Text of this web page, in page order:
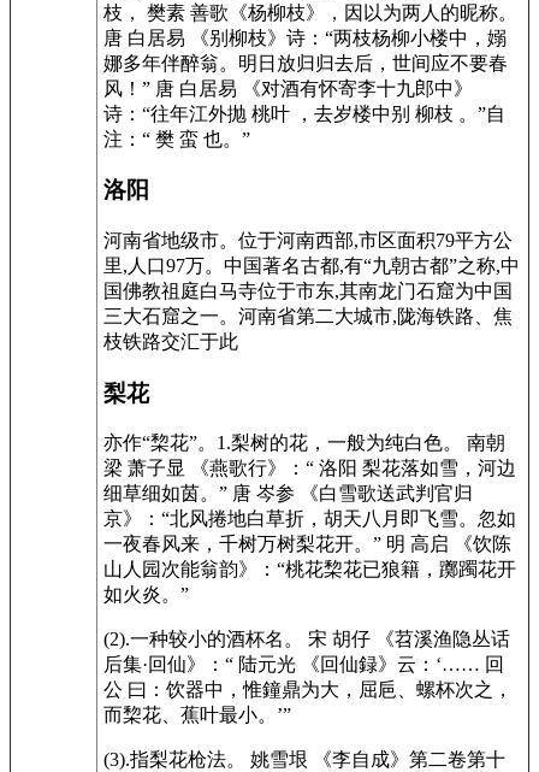
枝， 樊素 善歌《杨柳枝》，因以为两人的昵称。
唐 白居易 《别柳枝》诗：“两枝杨柳小楼中，嫋
娜多年伴醉翁。明日放归归去后，世间应不要春
风！” 唐 白居易 《对酒有怀寄李十九郎中》
诗：“往年江外抛 桃叶 ，去岁楼中别 柳枝 。”自
注：“ 樊 蛮 也。”
洛阳
河南省地级市。位于河南西部,市区面积79平方公
里,人口97万。中国著名古都,有“九朝古都”之称,中
国佛教祖庭白马寺位于市东,其南龙门石窟为中国
三大石窟之一。河南省第二大城市,陇海铁路、焦
枝铁路交汇于此
梨花
亦作“棃花”。1.梨树的花，一般为纯白色。 南朝
梁 萧子显 《燕歌行》：“ 洛阳 梨花落如雪，河边
细草细如茵。” 唐 岑参 《白雪歌送武判官归
京》：“北风捲地白草折，胡天八月即飞雪。忽如
一夜春风来，千树万树梨花开。” 明 高启 《饮陈
山人园次能翁韵》：“桃花棃花已狼籍，躑躅花开
如火炎。”
(2).一种较小的酒杯名。 宋 胡仔 《苕溪渔隐丛话
后集·回仙》：“ 陆元光 《回仙録》云：‘…… 回
公 曰：饮器中，惟鐘鼎为大，屈巵、螺杯次之，
而棃花、蕉叶最小。’”
(3).指梨花枪法。 姚雪垠 《李自成》第二卷第十